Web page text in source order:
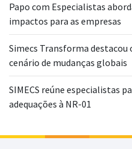
Papo com Especialistas
impactos para as empresas
Simecs Transforma destacou
cenário de mudanças globais
SIMECS reúne especialistas
adequações à NR-01